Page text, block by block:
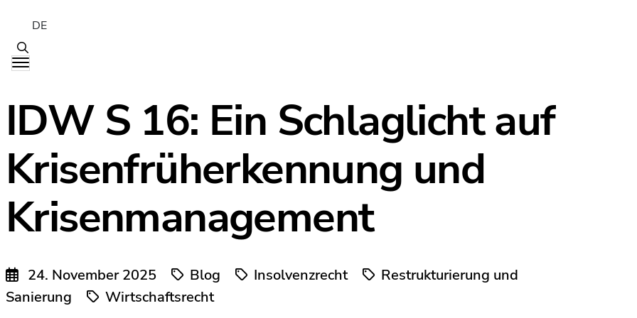
DE
IDW S 16: Ein Schlaglicht auf
Krisenfrüherkennung und
Krisenmanagement
24. November 2025 Blog Insolvenzrecht
Restrukturierung und
Sanierung
Wirtschaftsrecht